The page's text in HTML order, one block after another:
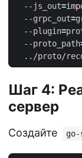
  --js_out
=
  --grpc_out
=
  --plugin
=
  --proto_path
Шаг 4:
сервер
Создайте